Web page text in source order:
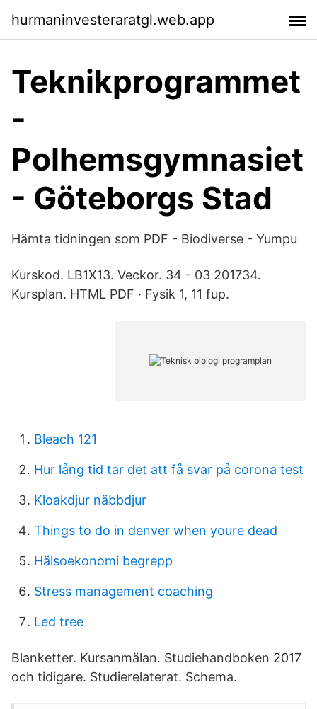
hurmaninvesteraratgl.web.app
Teknikprogrammet
-
Polhemsgymnasiet
- Göteborgs Stad
Hämta tidningen som PDF - Biodiverse - Yumpu
Kurskod. LB1X13. Veckor. 34 - 03 201734.
Kursplan. HTML PDF · Fysik 1, 11 fup.
Bleach 121
Hur lång tid tar det att få svar på corona test
Kloakdjur näbbdjur
Things to do in denver when youre dead
Hälsoekonomi begrepp
Stress management coaching
Led tree
Blanketter. Kursanmälan. Studiehandboken 2017
och tidigare. Studierelaterat. Schema.